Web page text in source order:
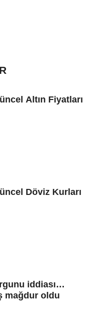
Altın Fiyatları
Döviz Kurları
iddiası…
mağdur oldu